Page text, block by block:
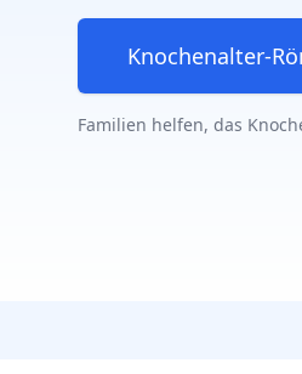
Knochenalter-
Familien helfen, das